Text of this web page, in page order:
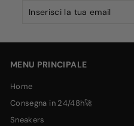
Inserisci
Iscriviti
MENU PRINCIPALE
home
consegna in 24/48h🚀
sneakers